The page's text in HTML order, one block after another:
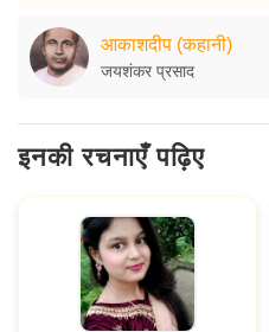
आकाशदीप (कहानी)
जयशंकर प्रसाद
इनकी रचनाएँ पढ़िए